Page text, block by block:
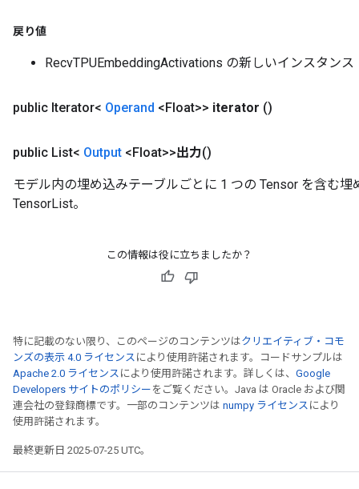
戻り値
RecvTPUEmbeddingActivations の新しいインスタンス
public Iterator< Operand <Float>> iterator ()
public List< Output <Float>>出力()
モデル内の埋め込みテーブルごとに 1 つの Tensor を含む
TensorList。
この情報は役に立ちましたか？
特に記載のない限り、このページのコンテンツはクリエイティブ・コモ
ンズの表示 4.0 ライセンス により使用許諾されます。コードサンプルは
Apache 2.0 ライセンス により使用許諾されます。詳しくは、 Google
Developers サイトのポリシー をご覧ください。Java は Oracle および関
連会社の登録商標です。一部のコンテンツは numpy ライセンス により
使用許諾されます。
最終更新日 2025-07-25 UTC。